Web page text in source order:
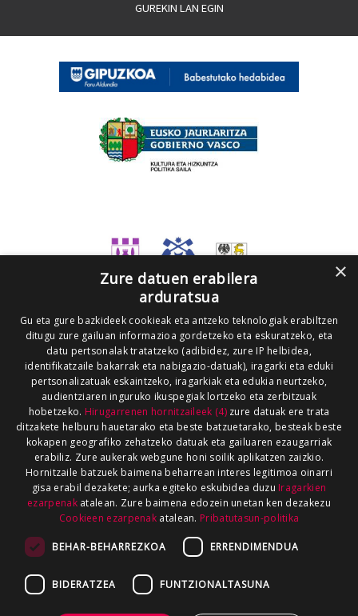
GUREKIN LAN EGIN
×
Zure datuen erabilera
arduratsua
Gu eta gure bazkideek cookieak eta antzeko teknologiak erabiltzen
ditugu zure gailuan informazioa gordetzeko eta eskuratzeko, eta
datu pertsonalak tratatzeko (adibidez, zure IP helbidea,
identifikatzaile bakarrak eta nabigazio-datuak), iragarki eta eduki
pertsonalizatuak eskaintzeko, iragarkiak eta edukia neurtzeko,
audientziaren inguruko ikuspegiak lortzeko eta zerbitzuak
hobetzeko. Hirugarrenen hornitzaileek (4)zure datuak ere trata
ditzakete helburu hauetarako eta beste batzuetarako, besteak beste
kokapen geografiko zehatzeko datuak eta gailuaren ezaugarriak
erabiliz. Zure aukerak webgune honi soilik aplikatzen zaizkio.
Hornitzaile batzuek baimena beharrean interes legitimoa oinarri
gisa erabil dezakete; aurka egiteko eskubidea duzu Iragarkien
ezarpenakatalean. Zure baimena edozein unetan ken dezakezu
Cookieen ezarpenak atalean. Pribatutasun-politika
BEHAR-BEHARREZKOA ERRENDIMENDUA
BIDERATZEA FUNTZIONALTASUNA